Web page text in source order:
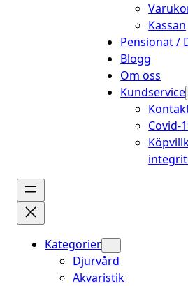
Kassan
Pensionat /
Blogg
Om oss
Kundservice
Covid-
Kategorier
Djurvård
Akvaristik